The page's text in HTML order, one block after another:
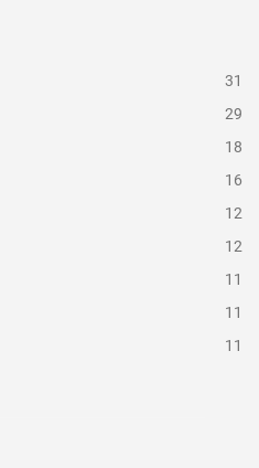
31
29
18
16
12
12
11
11
11